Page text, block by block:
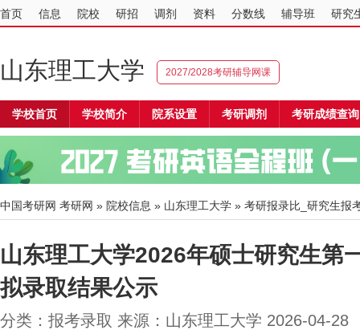
首页 信息 院校 研招 调剂 资料 分数线 辅导班 研究
山东理工大学 2027/2028考研辅导网课
学校首页 学校简介 院系设置 考研调剂 考研成绩查询
中国考研网 考研网 » 院校信息 » 山东理工大学 » 考研报录比_研究生报
山东理工大学2026年硕士研究生第
拟录取结果公示
分类：报考录取 来源：山东理工大学 2026-04-